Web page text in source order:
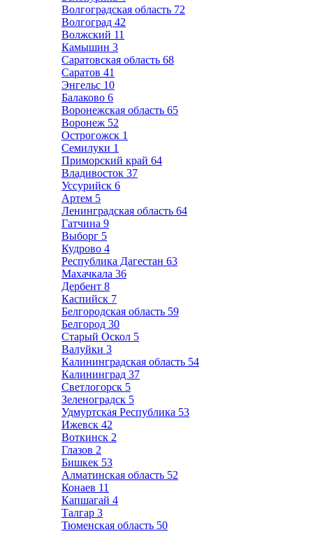
Волгоградская область 72
Волгоград 42
Волжский 11
Камышин 3
Саратовская область 68
Саратов 41
Энгельс 10
Балаково 6
Воронежская область 65
Воронеж 52
Острогожск 1
Семилуки 1
Приморский край 64
Владивосток 37
Уссурийск 6
Артем 5
Ленинградская область 64
Гатчина 9
Выборг 5
Кудрово 4
Республика Дагестан 63
Махачкала 36
Дербент 8
Каспийск 7
Белгородская область 59
Белгород 30
Старый Оскол 5
Валуйки 3
Калининградская область 54
Калининград 37
Светлогорск 5
Зеленоградск 5
Удмуртская Республика 53
Ижевск 42
Воткинск 2
Глазов 2
Бишкек 53
Алматинская область 52
Конаев 11
Капшагай 4
Талгар 3
Тюменская область 50